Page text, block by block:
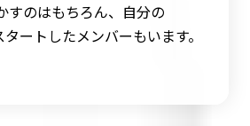
すのはもちろん、自分の
ートしたメンバーもいます。